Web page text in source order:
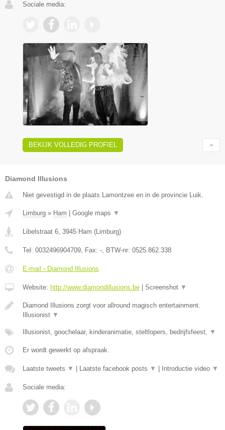
Sociale media:
BEKIJK VOLLEDIG PROFIEL
Diamond Illusions
Niet gevestigd in de plaats Lamontzee en in de provincie Luik.
Limburg » Ham Google maps ▼
Libelstraat 6 3945 Ham ( Limburg)
Tel: 0032496904709 , Fax: - , BTW-nr: 0525.862.338
E-mail › Diamond Illusions
Website: http://www.diamondillusions.be Screenshot ▼
Diamond Illusions zorgt voor allround magisch entertainment.
Illusionist ▼
Illusionist, goochelaar, kinderanimatie, steltlopers, bedrijfsfeest, ▼
Er wordt gewerkt op afspraak.
Laatste tweets ▼ Laatste facebook posts ▼ Introductie video ▼
Sociale media: